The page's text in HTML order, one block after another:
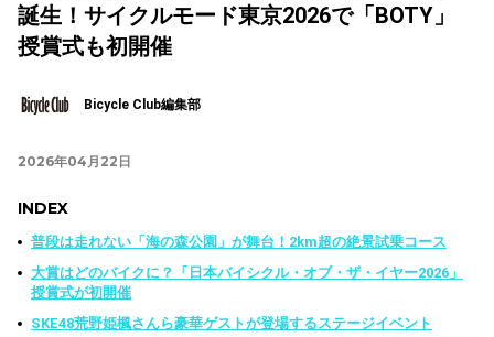
誕生！サイクルモード東京2026で「BOTY」
授賞式も初開催
Bicycle Club編集部
2026年04月22日
INDEX
普段は走れない「海の森公園」が舞台！2km超の絶景試乗コース
大賞はどのバイクに？「日本バイシクル・オブ・ザ・イヤー2026」
授賞式が初開催
SKE48荒野姫楓さんら豪華ゲストが登場するステージイベント